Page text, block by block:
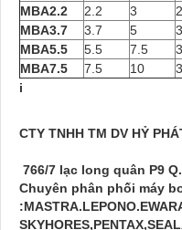
MBA2.2
2.2 3
MBA3.7
3.7 5
MBA5.5
5.5 7.5
MBA7.5
7.5 10
i
CTY TNHH TM DV HỶ
766/7 lạc long quân P9
Chuyên phân phối máy